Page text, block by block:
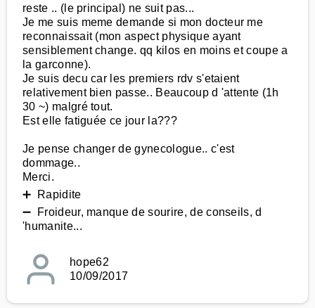
reste .. (le principal) ne suit pas...
Je me suis meme demande si mon docteur me
reconnaissait (mon aspect physique ayant
sensiblement change. qq kilos en moins et coupe a
la garconne).
Je suis decu car les premiers rdv s'etaient
relativement bien passe.. Beaucoup d 'attente (1h
30 ~) malgré tout.
Est elle fatiguée ce jour la???
Je pense changer de gynecologue.. c'est
dommage..
Merci.
➕ Rapidite
➖ Froideur, manque de sourire, de conseils, d
'humanite...
hope62
10/09/2017